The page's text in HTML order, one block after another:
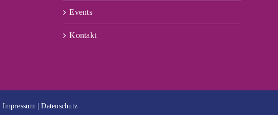
Events
Kontakt
Impressum |Datenschutz